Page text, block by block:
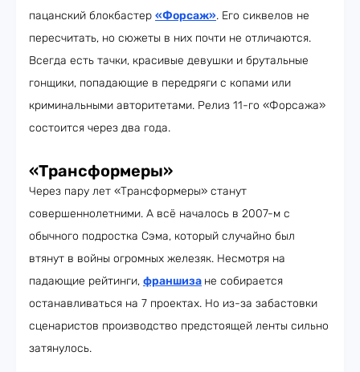
пацанский блокбастер «Форсаж». Его сиквелов не
пересчитать, но сюжеты в них почти не отличаются.
Всегда есть тачки, красивые девушки и брутальные
гонщики, попадающие в передряги с копами или
криминальными авторитетами. Релиз 11-го «Форсажа»
состоится через два года.
«Трансформеры»
Через пару лет «Трансформеры» станут
совершеннолетними. А всё началось в 2007-м с
обычного подростка Сэма, который случайно был
втянут в войны огромных железяк. Несмотря на
падающие рейтинги, франшиза не собирается
останавливаться на 7 проектах. Но из-за забастовки
сценаристов производство предстоящей ленты сильно
затянулось.